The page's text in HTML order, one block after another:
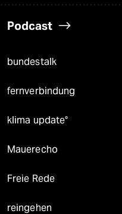
Podcast
bundestalk
fernverbindung
klima update°
Mauerecho
Freie Rede
reingehen